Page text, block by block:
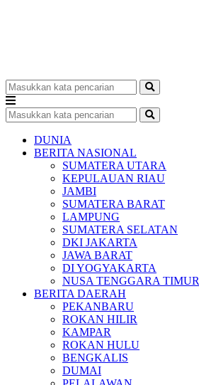
DUNIA
BERITA NASIONAL
SUMATERA UTARA
KEPULAUAN RIAU
JAMBI
SUMATERA BARAT
LAMPUNG
SUMATERA SELATAN
DKI JAKARTA
JAWA BARAT
DI YOGYAKARTA
NUSA TENGGARA TIMUR
BERITA DAERAH
PEKANBARU
ROKAN HILIR
KAMPAR
ROKAN HULU
BENGKALIS
DUMAI